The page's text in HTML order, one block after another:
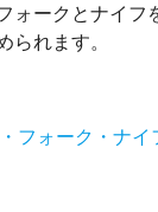
ォークとナイフ
られます。
フォーク・ナイ